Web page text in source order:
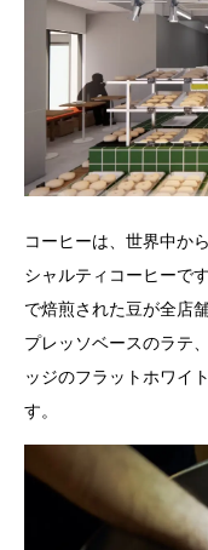
コーヒーは、世界中か
シャルティコーヒーで
で焙煎された豆が全店
プレッソベースのラテ
ッジのフラットホワイ
す。